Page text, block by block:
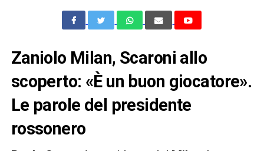
Zaniolo Milan, Scaroni allo
scoperto: «È un buon giocatore».
Le parole del presidente
rossonero